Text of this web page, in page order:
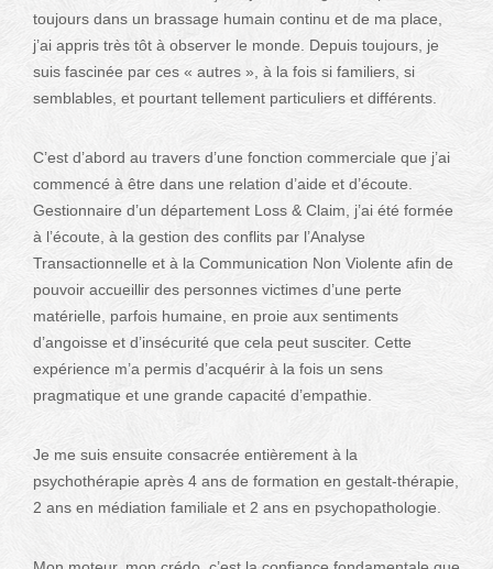
toujours dans un brassage humain continu et de ma place,
j’ai appris très tôt à observer le monde. Depuis toujours, je
suis fascinée par ces « autres », à la fois si familiers, si
semblables, et pourtant tellement particuliers et différents.
C’est d’abord au travers d’une fonction commerciale que j’ai
commencé à être dans une relation d’aide et d’écoute.
Gestionnaire d’un département Loss & Claim, j’ai été formée
à l’écoute, à la gestion des conflits par l’Analyse
Transactionnelle et à la Communication Non Violente afin de
pouvoir accueillir des personnes victimes d’une perte
matérielle, parfois humaine, en proie aux sentiments
d’angoisse et d’insécurité que cela peut susciter. Cette
expérience m’a permis d’acquérir à la fois un sens
pragmatique et une grande capacité d’empathie.
Je me suis ensuite consacrée entièrement à la
psychothérapie après 4 ans de formation en gestalt-thérapie,
2 ans en médiation familiale et 2 ans en psychopathologie.